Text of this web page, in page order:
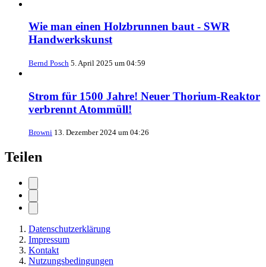
Wie man einen Holzbrunnen baut - SWR
Handwerkskunst
Bernd Posch 5. April 2025 um 04:59
Strom für 1500 Jahre! Neuer Thorium-Reaktor
verbrennt Atommüll!
Browni 13. Dezember 2024 um 04:26
Teilen
Datenschutzerklärung
Impressum
Kontakt
Nutzungsbedingungen